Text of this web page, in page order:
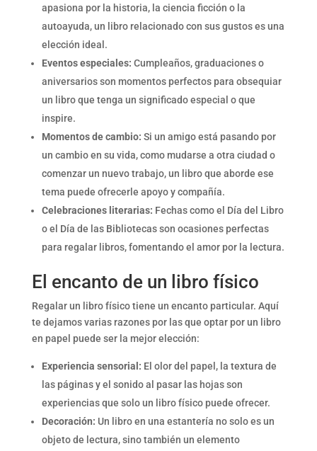
apasiona por la historia, la ciencia ficción o la
autoayuda, un libro relacionado con sus gustos es una
elección ideal.
Eventos especiales: Cumpleaños, graduaciones o
aniversarios son momentos perfectos para obsequiar
un libro que tenga un significado especial o que
inspire.
Momentos de cambio: Si un amigo está pasando por
un cambio en su vida, como mudarse a otra ciudad o
comenzar un nuevo trabajo, un libro que aborde ese
tema puede ofrecerle apoyo y compañía.
Celebraciones literarias: Fechas como el Día del Libro
o el Día de las Bibliotecas son ocasiones perfectas
para regalar libros, fomentando el amor por la lectura.
El encanto de un libro físico
Regalar un libro físico tiene un encanto particular. Aquí
te dejamos varias razones por las que optar por un libro
en papel puede ser la mejor elección:
Experiencia sensorial: El olor del papel, la textura de
las páginas y el sonido al pasar las hojas son
experiencias que solo un libro físico puede ofrecer.
Decoración: Un libro en una estantería no solo es un
objeto de lectura, sino también un elemento